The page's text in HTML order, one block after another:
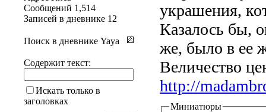
украшения,
Казалось бы,
же, было в ее
Величество
http://
Миниатюры
Сообщений 1,514
Записей в дневнике 12
Поиск в дневнике Yaya
Содержит текст:
Искать только в
заголовках